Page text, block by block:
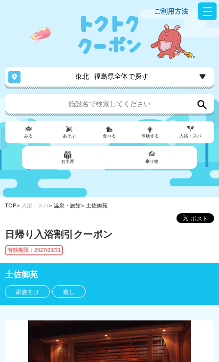
ご利用方法
東北 福島県全体で探す
みる あそぶ 食べる 体験する 入浴・スパ
お土産 乗り物
TOP 入浴・スパ 温泉・旅館 土佐御苑
日帰り入浴割引クーポン
有効期限：2027/03/31
土佐御苑
家族向け 癒し